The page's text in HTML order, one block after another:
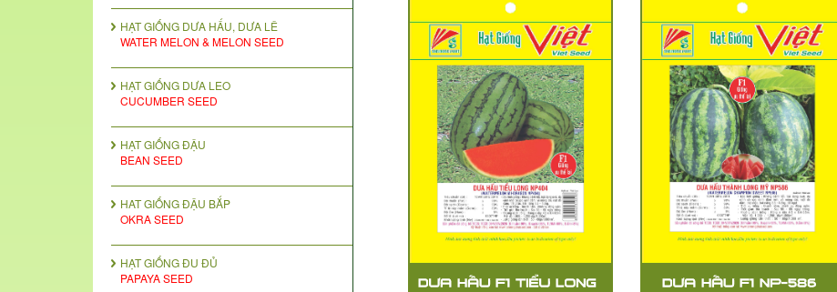
HẠT GIỐNG DƯA HẤU, DƯA LÊ
WATER MELON & MELON SEED
HẠT GIỐNG DƯA LEO
CUCUMBER SEED
HẠT GIỐNG ĐẬU
BEAN SEED
HAT GIỐNG ĐẬU BẮP
OKRA SEED
HẠT GIỐNG ĐU ĐỦ
PAPAYA SEED